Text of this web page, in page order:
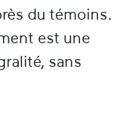
du témoins.
est une
sans